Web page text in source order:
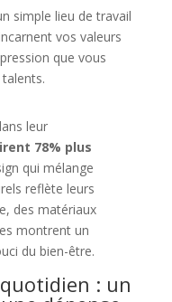
simple lieu de travail
vos valeurs
que vous
leur
78% plus
qui mélange
reflète leurs
des matériaux
montrent un
du bien-être.
: un